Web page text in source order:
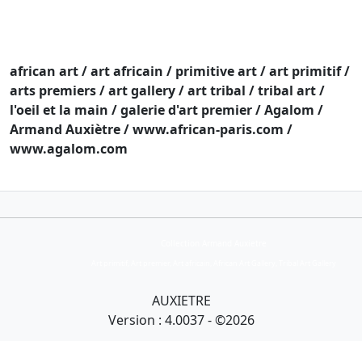
african art / art africain / primitive art / art primitif /
arts premiers / art gallery / art tribal / tribal art /
l'oeil et la main / galerie d'art premier / Agalom /
Armand Auxiètre / www.african-paris.com /
www.agalom.com
AUXIETRE
Version : 4.0037 - ©2026